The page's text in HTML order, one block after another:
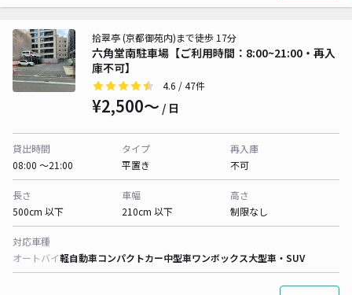
六角堂南駐車場【ご利用時間：8:00~21:00・再入
庫不可】
拾翠亭 (京都御苑内)まで徒歩 17分
4.6 / 47件
¥2,500〜 / 日
貸出時間
08:00 〜21:00
タイプ
平置き
再入庫
不可
長さ
500cm 以下
車幅
210cm 以下
高さ
制限なし
対応車種
オートバイ軽自動車コンパクトカー中型車ワンボックス大型車・SUV